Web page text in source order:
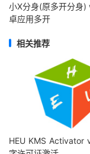
小X分身(原多开分身)
卓应用多开
相关推荐
HEU KMS Activator